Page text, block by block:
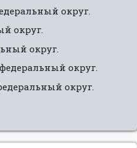
округ.
округ.
округ.
округ.
округ.